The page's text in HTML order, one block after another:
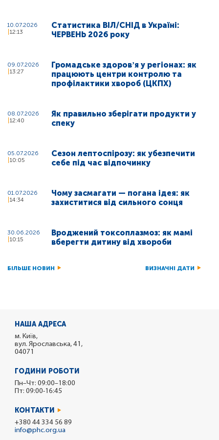
10.07.2026
12:13
Статистика ВІЛ/СНІД в Україні:
ЧЕРВЕНЬ 2026 року
09.07.2026
13:27
Громадське здоровʼя у регіонах: як
працюють центри контролю та
профілактики хвороб (ЦКПХ)
08.07.2026
12:40
Як правильно зберігати продукти у
спеку
05.07.2026
10:05
Сезон лептоспірозу: як убезпечити
себе під час відпочинку
01.07.2026
14:34
Чому засмагати — погана ідея: як
захиститися від сильного сонця
30.06.2026
10:15
Вроджений токсоплазмоз: як мамі
вберегти дитину від хвороби
БІЛЬШЕ НОВИН ВИЗНАЧНІ ДАТИ
НАША АДРЕСА
м. Київ,
вул. Ярославська, 41,
04071
ГОДИНИ РОБОТИ
Пн–Чт: 09:00–18:00
Пт: 09:00-16:45
КОНТАКТИ
+380 44 334 56 89
info@phc.org.ua